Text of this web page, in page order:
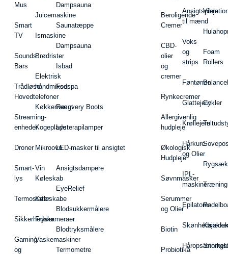
Mus
Smart
TV
Sounds
Bars
Trådløse
Hovedtelefoner
Streaming-
enheder
Droner
Smart-
lys
Termostater
Sikkerhedskameraer
Gaming
og
Juicemaskine
Ismaskine
Brødrister
Elektrisk
håndmikser
Køkkenvægt
Kogeplade
Mikroovn
Vin
Køleskab
Køleskabe
Fryser
Vaskemaskiner
Dampsauna
Saunatæppe
Dampsauna
Isbad
Fodspa
Recovery Boots
Lysterapilamper
LED-masker til ansigtet
Ansigtsdampere
EyeRelief
Blodsukkermålere
Blodtryksmålere
Termometre
Beroligende
Cremer
CBD-
olier
og
cremer
Rynkecremer
Allergivenlig
hudpleje
Økologisk
Hudpleje
Søvnmasker
Serummer
og Olier
Biotin
Probiotika
Ansigtspleje
til mænd
Voks
og
strips
Føntørrer
Glattejern
Krøllejern
Hårkure
og Olier
IPL-
maskiner
Epilatorer
Foam
Rollers
Cykler